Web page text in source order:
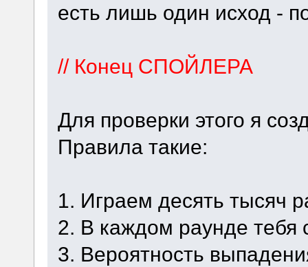
есть лишь один исход -
// Конец СПОЙЛЕРА
Для проверки этого я
Правила такие:
1. Играем десять тысяч
2. В каждом раунде тебя
3. Вероятность